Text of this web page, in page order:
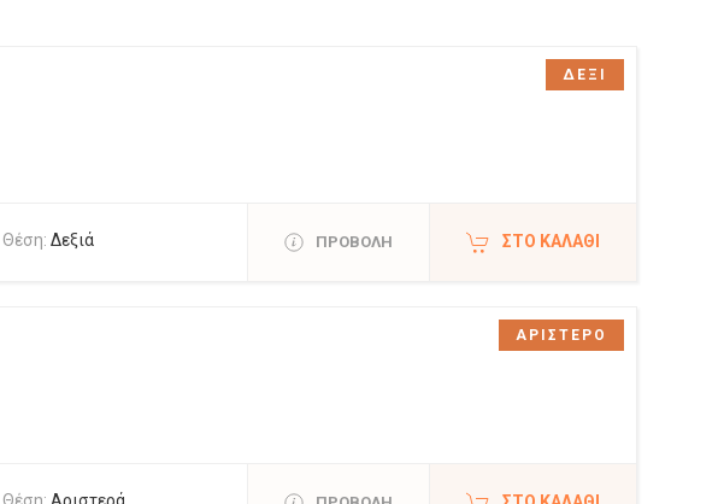
Θέση: Δεξιά ΠΡΟΒΟΛΗ ΣΤΟ ΚΑΛΆΘΙ
ΔΕΞΙ
Θέση: Αριστερά
ΑΡΙΣΤΕΡΟ